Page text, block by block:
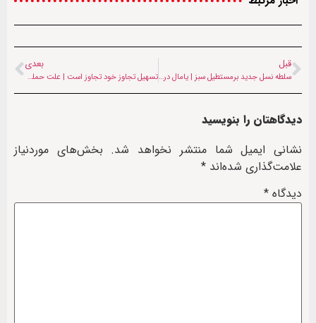
قبل
سلطه نسل جدید برمستطیل سبز | یامال در صدر فهرست گران‌ترین فوتبالیست‌های جهان قرار گرفت
بعدی
تسهیل تجاوز خود تجاوز است | علت حمله موشکی ایران به پایگاه علی‌السالم کویت
دیدگاهتان را بنویسید
نشانی ایمیل شما منتشر نخواهد شد. بخش‌های موردنیاز
علامت‌گذاری شده‌اند *
دیدگاه *